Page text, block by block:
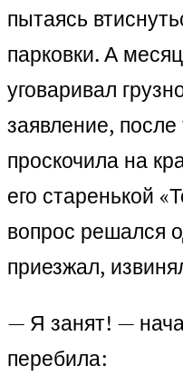
пытаясь
парковки. А
уговаривал
заявление,
проскочила на
его старенькой
вопрос решался
приезжал,
— Я занят! —
перебила: